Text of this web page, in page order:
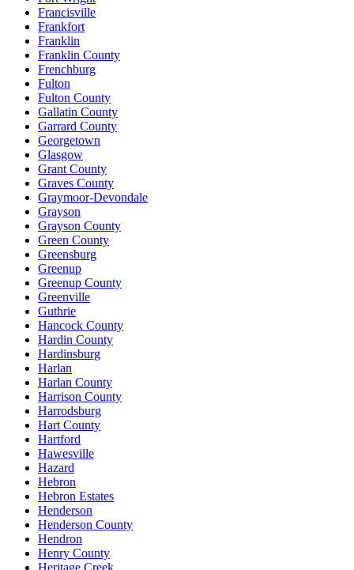
Francisville
Frankfort
Franklin
Franklin County
Frenchburg
Fulton
Fulton County
Gallatin County
Garrard County
Georgetown
Glasgow
Grant County
Graves County
Graymoor-Devondale
Grayson
Grayson County
Green County
Greensburg
Greenup
Greenup County
Greenville
Guthrie
Hancock County
Hardin County
Hardinsburg
Harlan
Harlan County
Harrison County
Harrodsburg
Hart County
Hartford
Hawesville
Hazard
Hebron
Hebron Estates
Henderson
Henderson County
Hendron
Henry County
Heritage Creek